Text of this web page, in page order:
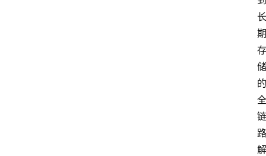
长
期
存
储
的
全
链
路
解